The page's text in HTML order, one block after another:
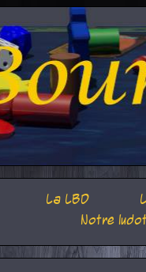
La LBD
Notre